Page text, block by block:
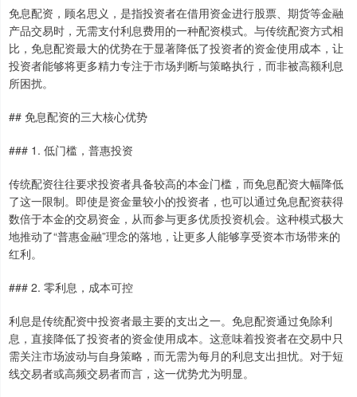
免息配资，顾名思义，是指投资者在借用资金进行股票、期货等金融
产品交易时，无需支付利息费用的一种配资模式。与传统配资方式相
比，免息配资最大的优势在于显著降低了投资者的资金使用成本，让
投资者能够将更多精力专注于市场判断与策略执行，而非被高额利息
所困扰。
## 免息配资的三大核心优势
### 1. 低门槛，普惠投资
传统配资往往要求投资者具备较高的本金门槛，而免息配资大幅降低
了这一限制。即使是资金量较小的投资者，也可以通过免息配资获得
数倍于本金的交易资金，从而参与更多优质投资机会。这种模式极大
地推动了“普惠金融”理念的落地，让更多人能够享受资本市场带来的
红利。
### 2. 零利息，成本可控
利息是传统配资中投资者最主要的支出之一。免息配资通过免除利
息，直接降低了投资者的资金使用成本。这意味着投资者在交易中只
需关注市场波动与自身策略，而无需为每月的利息支出担忧。对于短
线交易者或高频交易者而言，这一优势尤为明显。